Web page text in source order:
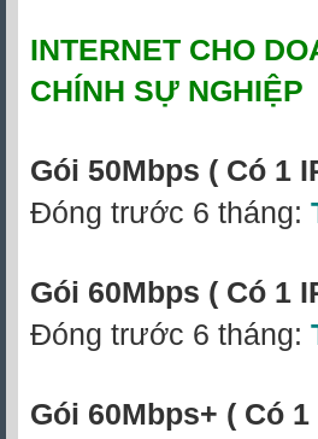
INTERNET CHO
CHÍNH SỰ NGHIỆP
Gói 50Mbps ( Có 1
Đóng trước 6 tháng:
Gói 60Mbps ( Có 1
Đóng trước 6 tháng:
Gói 60Mbps+ ( Có 1